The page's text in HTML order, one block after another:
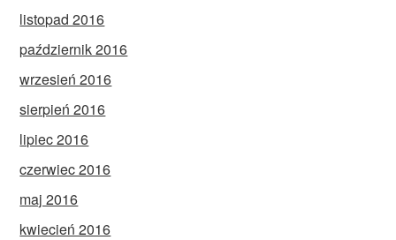
listopad 2016
październik 2016
wrzesień 2016
sierpień 2016
lipiec 2016
czerwiec 2016
maj 2016
kwiecień 2016